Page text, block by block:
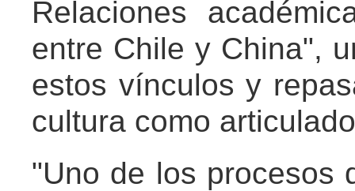
Relaciones
entre Chile y China",
estos vínculos y
cultura como
"Uno de los procesos